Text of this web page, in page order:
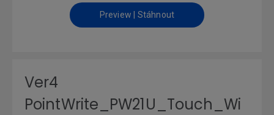
Preview | Stáhnout
Ver4
PointWrite_PW21U_Touch_Wi